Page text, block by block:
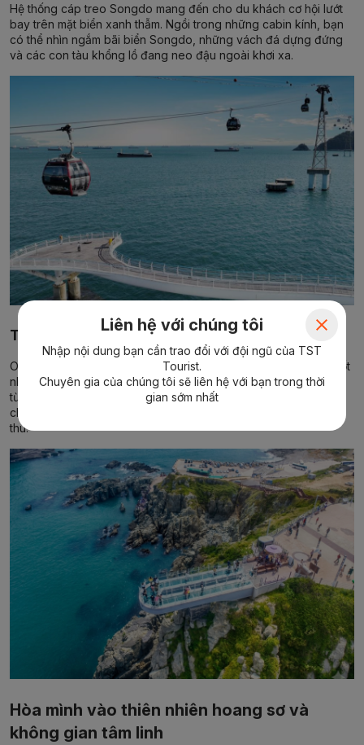
Hệ thống cáp treo Songdo mang đến cho du khách cơ hội lướt
bay trên mặt biển xanh thẫm. Ngồi trong những cabin kính, bạn
có thể nhìn ngắm bãi biển Songdo, những vách đá dựng đứng
và các con tàu khổng lồ đang neo đậu ngoài khơi xa.
Thử thách lòng can đảm tại Oryukdo Skywalk
Oryukdo Skywalk là một đường đi bộ ngắn bằng kính trong suốt
nhô ra từ vách đá ven biển. Bước đi trên mặt kính, nhìn xuống
từng đợt sóng tung bọt trắng xóa vỗ vào ghềnh đá ngay dưới
chân mình chắc chắn là một trải nghiệm vừa hồi hộp vừa thích
thú.
Hòa mình vào thiên nhiên hoang sơ và
không gian tâm linh
Liên hệ với chúng tôi
Nhập nội dung bạn cần trao đổi với đội ngũ của TST
Tourist.
Chuyên gia của chúng tôi sẽ liên hệ với bạn trong thời
gian sớm nhất